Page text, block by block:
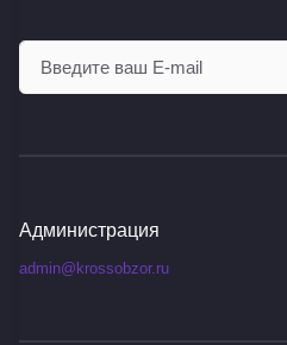
Администрация
admin@krossobzor.ru